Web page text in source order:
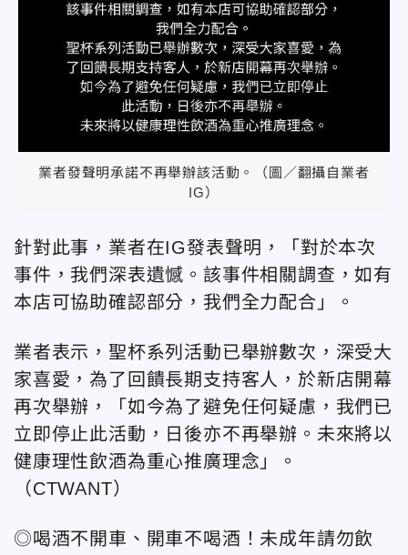
業者發聲明承諾不再舉辦該活動。（圖／翻攝自業者
IG）
針對此事，業者在IG發表聲明，「對於本次
事件，我們深表遺憾。該事件相關調查，如有
本店可協助確認部分，我們全力配合」。
業者表示，聖杯系列活動已舉辦數次，深受大
家喜愛，為了回饋長期支持客人，於新店開幕
再次舉辦，「如今為了避免任何疑慮，我們已
立即停止此活動，日後亦不再舉辦。未來將以
健康理性飲酒為重心推廣理念」。
（CTWANT）
◎喝酒不開車、開車不喝酒！未成年請勿飲